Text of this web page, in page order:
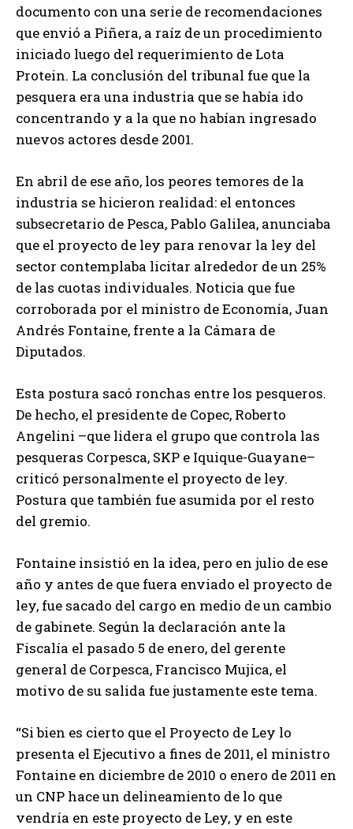
documento con una serie de recomendaciones
que envió a Piñera, a raíz de un procedimiento
iniciado luego del requerimiento de Lota
Protein. La conclusión del tribunal fue que la
pesquera era una industria que se había ido
concentrando y a la que no habían ingresado
nuevos actores desde 2001.
En abril de ese año, los peores temores de la
industria se hicieron realidad: el entonces
subsecretario de Pesca, Pablo Galilea, anunciaba
que el proyecto de ley para renovar la ley del
sector contemplaba licitar alrededor de un 25%
de las cuotas individuales. Noticia que fue
corroborada por el ministro de Economía, Juan
Andrés Fontaine, frente a la Cámara de
Diputados.
Esta postura sacó ronchas entre los pesqueros.
De hecho, el presidente de Copec, Roberto
Angelini –que lidera el grupo que controla las
pesqueras Corpesca, SKP e Iquique-Guayane–
criticó personalmente el proyecto de ley.
Postura que también fue asumida por el resto
del gremio.
Fontaine insistió en la idea, pero en julio de ese
año y antes de que fuera enviado el proyecto de
ley, fue sacado del cargo en medio de un cambio
de gabinete. Según la declaración ante la
Fiscalía el pasado 5 de enero, del gerente
general de Corpesca, Francisco Mujica, el
motivo de su salida fue justamente este tema.
“Si bien es cierto que el Proyecto de Ley lo
presenta el Ejecutivo a fines de 2011, el ministro
Fontaine en diciembre de 2010 o enero de 2011 en
un CNP hace un delineamiento de lo que
vendría en este proyecto de Ley, y en este